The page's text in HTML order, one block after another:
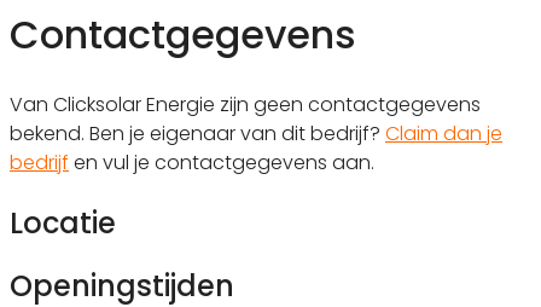
Contactgegevens
Van Clicksolar Energie zijn geen contactgegevens
bekend. Ben je eigenaar van dit bedrijf? Claim dan je
bedrijf en vul je contactgegevens aan.
Locatie
Openingstijden